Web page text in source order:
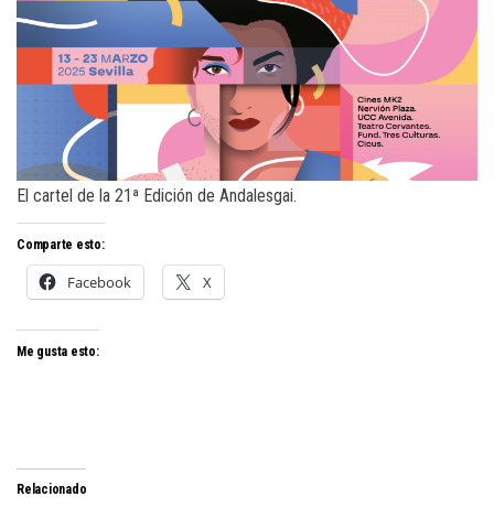
El cartel de la 21ª Edición de Andalesgai.
Comparte esto:
Facebook X
Me gusta esto:
Relacionado